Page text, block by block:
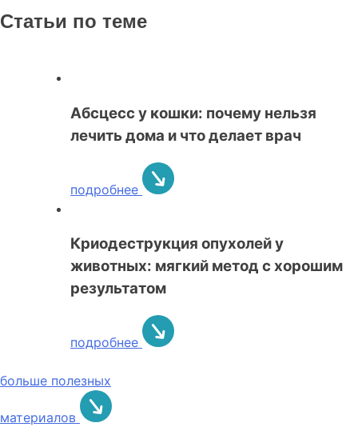
Статьи по теме
Абсцесс у кошки: почему нельзя
лечить дома и что делает врач
подробнее
Криодеструкция опухолей у
животных: мягкий метод с хорошим
результатом
подробнее
больше полезных
материалов